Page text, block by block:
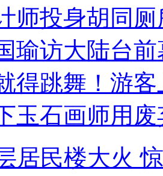
师投身胡同
瑜访大陆台
得跳舞！游客
玉石画师用
居民楼大火